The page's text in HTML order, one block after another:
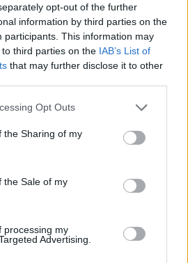
opt-out of the further
information by third parties on the
participants. This information may
third parties on the IAB’s List of
that may further disclose it to other
app uses one or more Google
usage behaviour. You may click to
Google and its third-party tags to
specified purposes in below Google
Opt Outs
the Sharing of my
the Sale of my
processing my
Advertising.
οι ελεγκτές
ήδη χαρτογραφήσει τις
χρησιμοποιούνται για την
«χτύπημα» εξόδου και η
εκτός συστήματος, η
της κάρτας μετά την
υπερωρίες.